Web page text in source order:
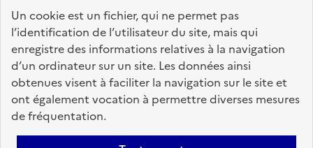
Un cookie est un fichier, qui ne permet pas
l’identification de l’utilisateur du site, mais qui
enregistre des informations relatives à la navigation
d’un ordinateur sur un site. Les données ainsi
obtenues visent à faciliter la navigation sur le site et
ont également vocation à permettre diverses mesures
de fréquentation.
FRANÇAISE
fonction-publique.gouv.fr
legifrance.gouv.fr
gouvernement.fr